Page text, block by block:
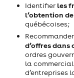
Identifier les
l’obtention
québécoises;
d’offres dans
ordres
la
d’entreprises